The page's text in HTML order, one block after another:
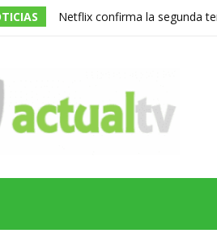
Netflix confirma la segunda